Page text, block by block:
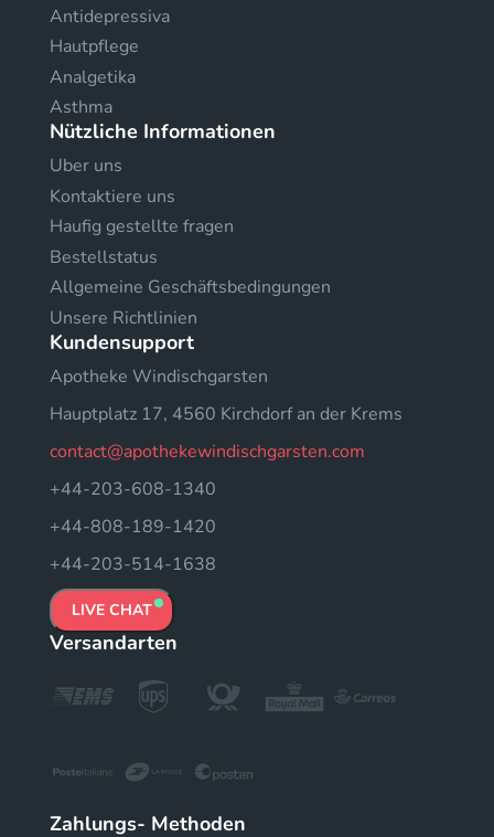
Antidepressiva
Hautpflege
Analgetika
Asthma
Nützliche Informationen
Uber uns
Kontaktiere uns
Haufig gestellte fragen
Bestellstatus
Allgemeine Geschäftsbedingungen
Unsere Richtlinien
Kundensupport
Apotheke Windischgarsten
Hauptplatz 17, 4560 Kirchdorf an der Krems
contact@apothekewindischgarsten.com
+44-203-608-1340
+44-808-189-1420
+44-203-514-1638
LIVE CHAT
Versandarten
Zahlungs- Methoden